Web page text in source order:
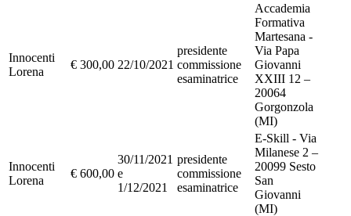
Innocenti
Lorena
€ 300,00 22/10/2021
presidente
commissione
esaminatrice
Accademia
Formativa
Martesana -
Via Papa
Giovanni
XXIII 12 –
20064
Gorgonzola
(MI)
Innocenti
Lorena
€ 600,00
30/11/2021
e
1/12/2021
presidente
commissione
esaminatrice
E-Skill - Via
Milanese 2 –
20099 Sesto
San
Giovanni
(MI)